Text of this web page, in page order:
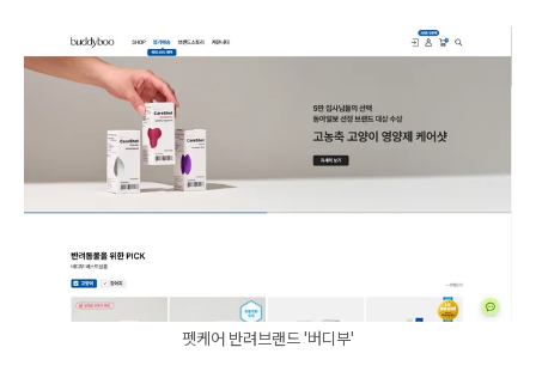
펫케어 반려브랜드 '버디부'